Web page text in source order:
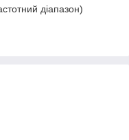
діапазон)